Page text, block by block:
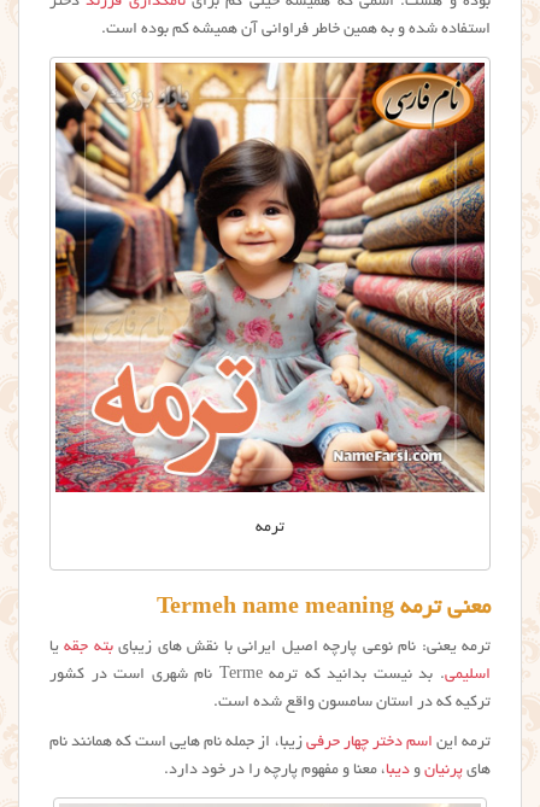
استفاده شده و به همین خاطر فراوانی آن همیشه کم بوده است.
ترمه
معنی ترمه Termeh name meaning
ترمه یعنی: نام نوعی پارچه اصیل ایرانی با نقش های زیبایبته جقهیا
اسلیمی
. بد نیست بدانید که ترمه Terme نام شهری است در کشور
ترکیه که در استان سامسون واقع شده است.
ترمه این اسم دختر چهار حرفی زیبا، از جمله نام هایی است که همانند نام
های پرنیان و دیبا، معنا و مفهوم پارچه را در خود دارد.